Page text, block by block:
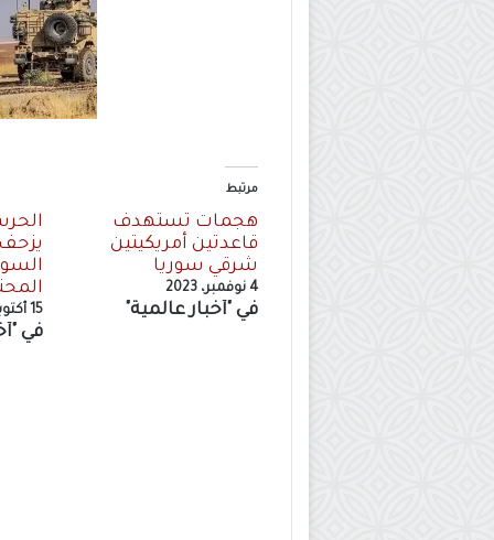
مرتبط
هجمات تستهدف
قاعدتين أمريكيتين
شرقي سوريا
4 نوفمبر، 2023
في "أخبار عالمية" 15 أكتوبر، 2023
في